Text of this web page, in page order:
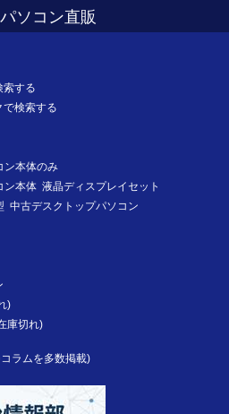
ソコン直販
索する
検索する
ン本体のみ
本体 液晶ディスプレイセット
中古デスクトップパソコン
)
庫切れ)
ラムを多数掲載)